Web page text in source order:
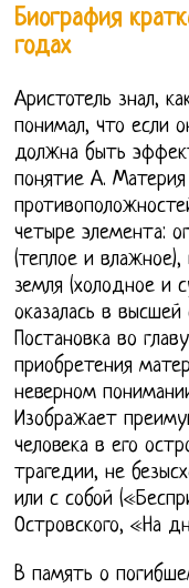
Биография
годах
Аристотель знал,
понимал, что если
должна быть
понятие А.
четыре элемента:
(теплое и
земля (холодное и
оказалась в
Постановка во
приобретения
неверном
Изображает
человека в его
трагедии, не
или с собой
Островского, «На
В память о